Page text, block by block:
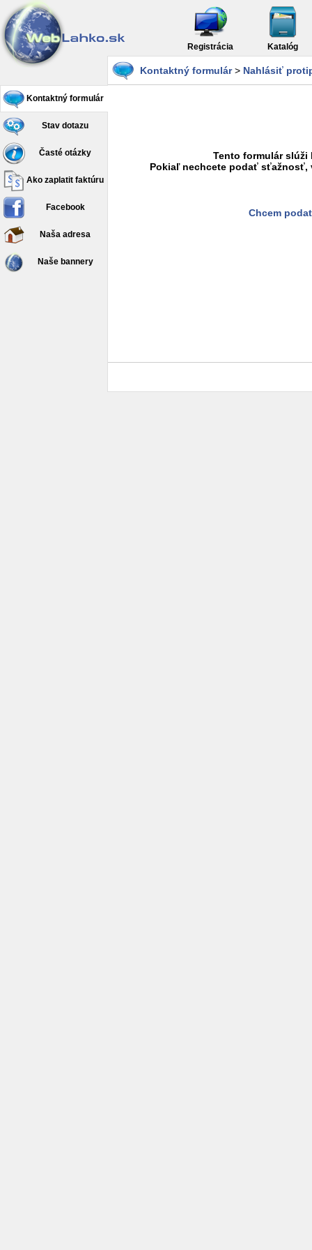
Registrácia Katalóg
Kontaktný formulár
Stav dotazu
Časté otázky
Ako zaplatit faktúru
Facebook
Naša adresa
Naše bannery
Kontaktný formulár> Nahlásiť
Tento formulár
Pokiaľ nechcete podať
Chcem